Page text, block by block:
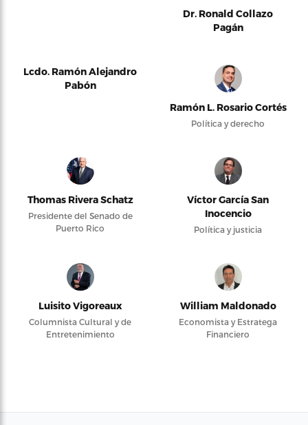
Dr. Ronald Collazo
Pagán
Lcdo. Ramón Alejandro
Pabón
Ramón L. Rosario Cortés
Política y derecho
Thomas Rivera Schatz
Presidente del Senado de
Puerto Rico
Víctor García San
Inocencio
Política y justicia
Luisito Vigoreaux
Columnista Cultural y de
Entretenimiento
William Maldonado
Economista y Estratega
Financiero